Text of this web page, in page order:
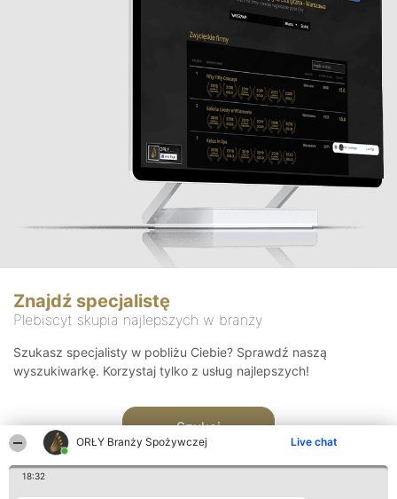
ORŁY Branży Spożywczej Live chat
18:32
Znajdź specjalistę
Plebiscyt skupia najlepszych w branży
Szukasz specjalisty w pobliżu Ciebie? Sprawdź naszą
wyszukiwarkę. Korzystaj tylko z usług najlepszych!
Szukaj